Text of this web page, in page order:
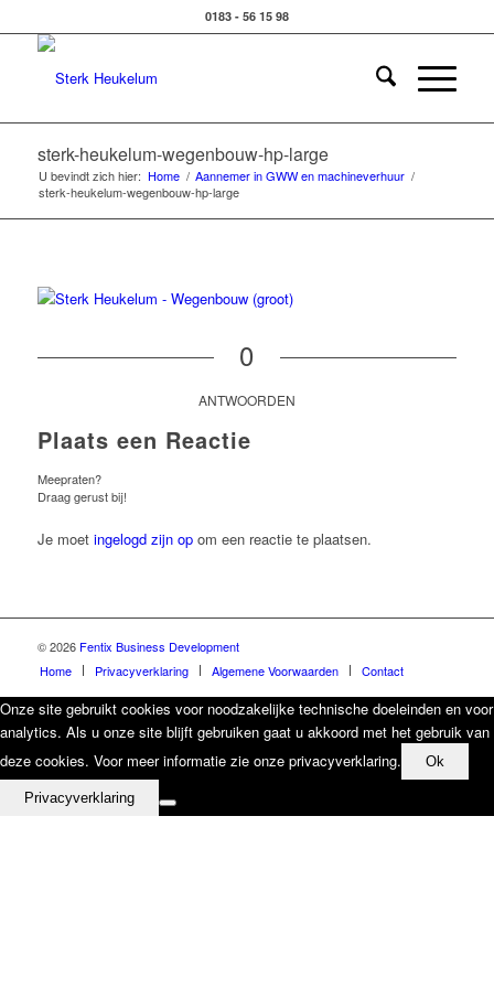
0183 - 56 15 98
sterk-heukelum-wegenbouw-hp-large
U bevindt zich hier: Home / Aannemer in GWW en machineverhuur /
sterk-heukelum-wegenbouw-hp-large
0
ANTWOORDEN
Plaats een Reactie
Meepraten?
Draag gerust bij!
Je moet ingelogd zijn opom een reactie te plaatsen.
© 2026 Fentix Business Development
Home
Privacyverklaring Algemene Voorwaarden Contact
Onze site gebruikt cookies voor noodzakelijke technische doeleinden en voor
analytics. Als u onze site blijft gebruiken gaat u akkoord met het gebruik van
deze cookies. Voor meer informatie zie onze privacyverklaring.
Ok
Privacyverklaring